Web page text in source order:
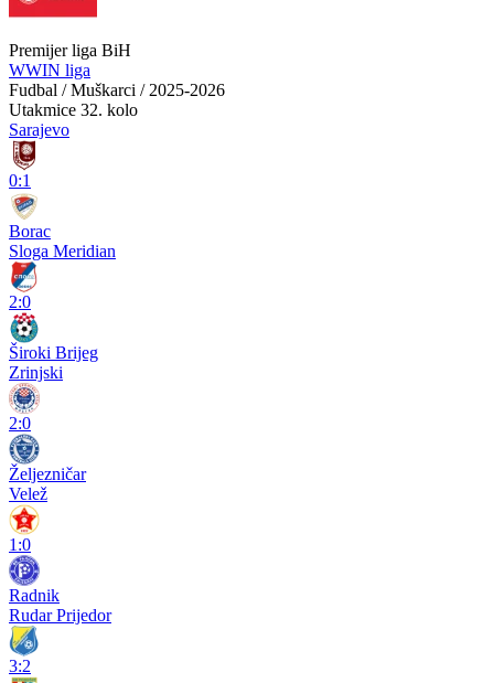
Premijer liga BiH
WWIN liga
Fudbal / Muškarci / 2025-2026
Utakmice 32. kolo
Sarajevo
0:1
Borac
Sloga Meridian
2:0
Široki Brijeg
Zrinjski
2:0
Željezničar
Velež
1:0
Radnik
Rudar Prijedor
3:2